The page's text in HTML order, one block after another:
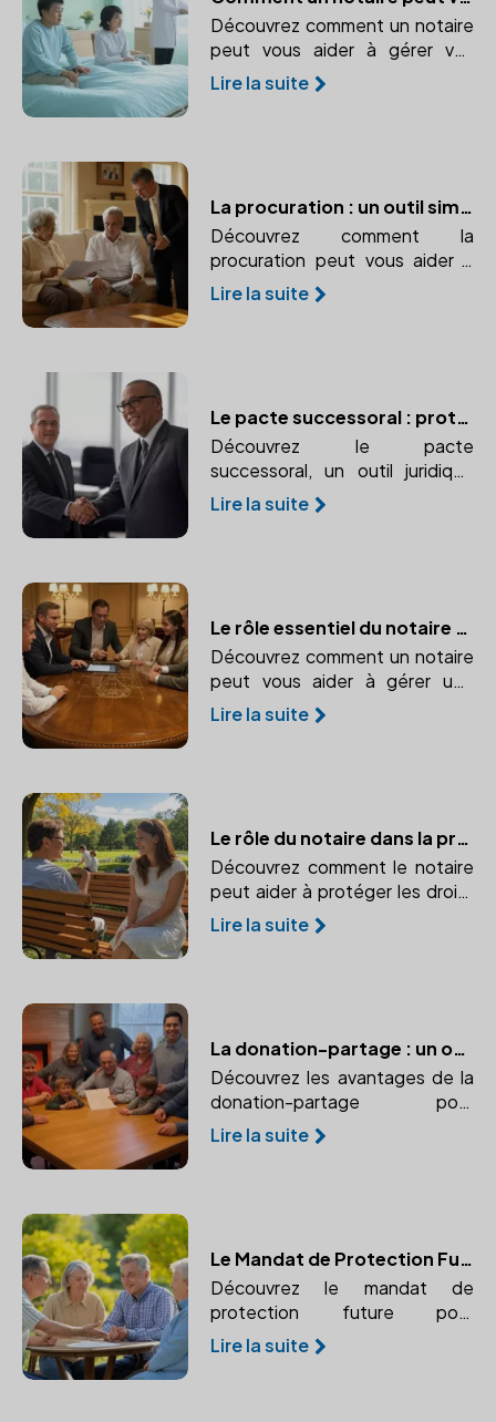
Découvrez comment un notaire
peut vous aider à gérer vos
biens et vos intérêts en cas
d'incapacité temporaire.
Lire la suite
La procuration : un outil simple pour protéger vos intérêts
Découvrez comment la
procuration peut vous aider à
gérer vos affaires en cas
d'incapacité. Apprenez-en plus
Lire la suite
Le pacte successoral : protéger un proche ou garantir un accord
Découvrez le pacte
successoral, un outil juridique
permettant d'organiser et de
sécuriser des accords entre
Lire la suite
Le rôle essentiel du notaire dans la gestion des successions complexes
Découvrez comment un notaire
peut vous aider à gérer une
succession complexe, protéger
vos héritiers et éviter les
Lire la suite
Le rôle du notaire dans la protection des mineurs
Découvrez comment le notaire
peut aider à protéger les droits
et intérêts des mineurs en cas
de décès ou d'incapacité des
Lire la suite
La donation-partage : un outil efficace pour prévenir les conflits successoraux
Découvrez les avantages de la
donation-partage pour
organiser une répartition
équitable des biens et éviter les
Lire la suite
Le Mandat de Protection Future : Une Solution pour Anticiper la Perte d'Autonomie
Découvrez le mandat de
protection future pour
organiser à l'avance la gestion
de vos biens et de votre
Lire la suite